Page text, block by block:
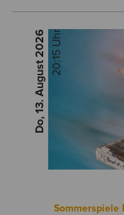
Do, 13. August
2026 20:15 Uhr
Sommerspiele